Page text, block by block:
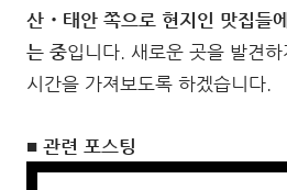
산・태안 쪽으로 현지인 맛집들
는 중입니다. 새로운 곳을 발견
시간을 가져보도록 하겠습니다.
■ 관련 포스팅